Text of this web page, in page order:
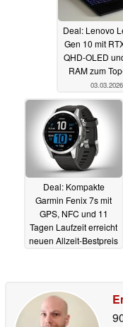
Deal: Lenovo
Gen 10 mit
QHD-OLED
RAM zum
03.03.2026
Deal: Kompakte
Garmin Fenix 7s mit
GPS, NFC und 11
Tagen Laufzeit erreicht
neuen Allzeit-Bestpreis